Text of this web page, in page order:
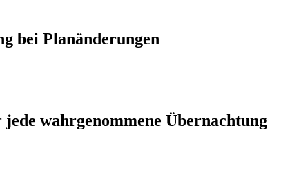
bei Planänderungen
wahrgenommene Übernachtung